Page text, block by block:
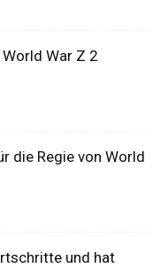
War Z 2
die Regie von World
und hat